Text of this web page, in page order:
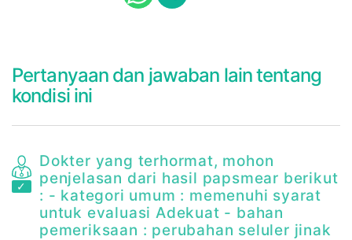
Pertanyaan dan jawaban lain tentang
kondisi ini
Dokter yang terhormat, mohon
penjelasan dari hasil papsmear berikut
: - kategori umum : memenuhi syarat
untuk evaluasi Adekuat - bahan
pemeriksaan : perubahan seluler jinak